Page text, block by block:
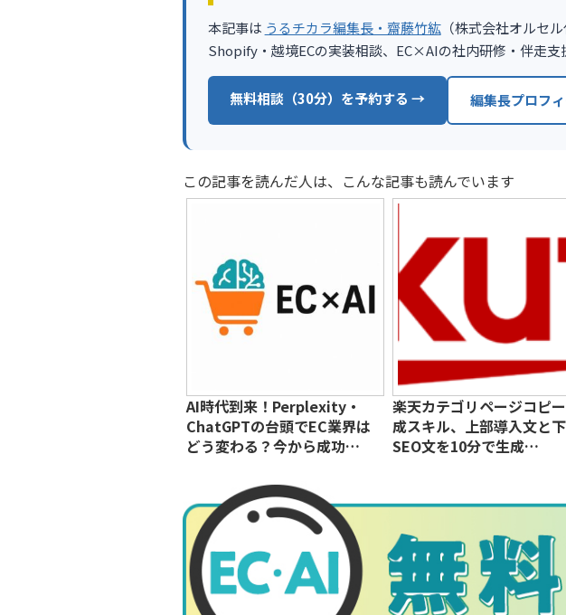
本記事は うるチカラ編集長・齋藤竹紘（株式会社オルセ
Shopify・越境ECの実装相談、EC×AIの社内研修・伴走支
無料相談（30分）を予約する → 編集長プロフ
この記事を読んだ人は、こんな記事も読んでいます
AI時代到来！Perplexity・
ChatGPTの台頭でEC業界は
どう変わる？今から成功…
楽天カテゴリページコピ
成スキル、上部導入文と
SEO文を10分で生成…